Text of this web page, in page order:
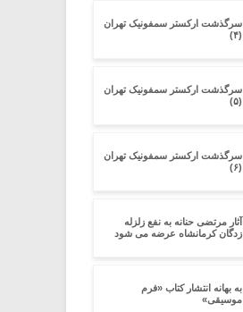
سرگذشت ارکستر سمفونیک تهران
(۴)
سرگذشت ارکستر سمفونیک تهران
(۵)
سرگذشت ارکستر سمفونیک تهران
(۶)
آثار مرتضی حنانه به نفع زلزله
زدگان کرمانشاه عرضه می شود
به بهانه انتشار کتاب «فرم
موسیقی»